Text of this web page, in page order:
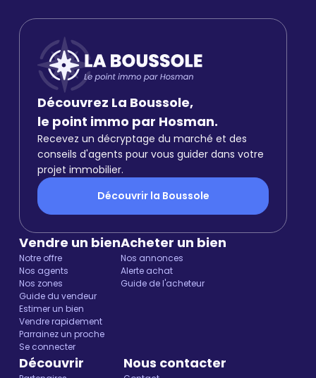
Découvrez La Boussole,
le point immo par Hosman.
Recevez un décryptage du marché et des
conseils d'agents pour vous guider dans votre
projet immobilier.
Découvrir la Boussole
Vendre un bien
Notre offre
Nos agents
Nos zones
Guide du vendeur
Estimer un bien
Vendre rapidement
Parrainez un proche
Se connecter
Acheter un bien
Nos annonces
Alerte achat
Guide de l'acheteur
Découvrir Nous contacter